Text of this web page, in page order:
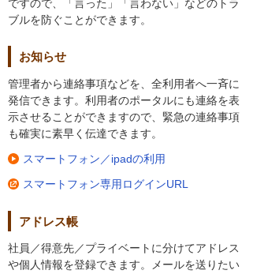
ですので、「言った」「言わない」などのトラ
ブルを防ぐことができます。
お知らせ
管理者から連絡事項などを、全利用者へ一斉に
発信できます。利用者のポータルにも連絡を表
示させることができますので、緊急の連絡事項
も確実に素早く伝達できます。
スマートフォン／ipadの利用
スマートフォン専用ログインURL
アドレス帳
社員／得意先／プライベートに分けてアドレス
や個人情報を登録できます。メールを送りたい